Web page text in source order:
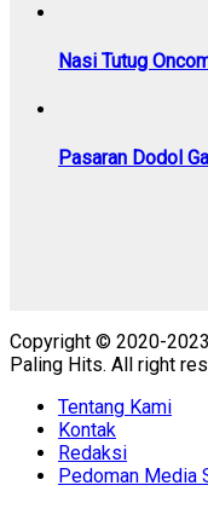
Nasi Tutug
Pasaran Dodol
Copyright © 2020-
Paling Hits. All right
Tentang Kami
Kontak
Redaksi
Pedoman Media